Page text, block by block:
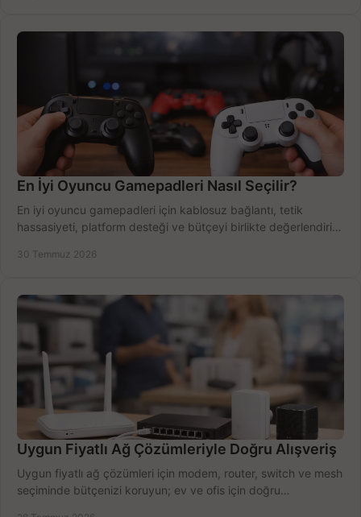
En İyi Oyuncu Gamepadleri Nasıl Seçilir?
En iyi oyuncu gamepadleri için kablosuz bağlantı, tetik
hassasiyeti, platform desteği ve bütçeyi birlikte değerlendirin;
30 Temmuz 2026
Uygun Fiyatlı Ağ Çözümleriyle Doğru Alışveriş
Uygun fiyatlı ağ çözümleri için modem, router, switch ve mesh
seçiminde bütçenizi koruyun; ev ve ofis için doğru